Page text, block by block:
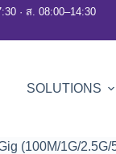
· ส. 08:00–14:30
SOLUTIONS